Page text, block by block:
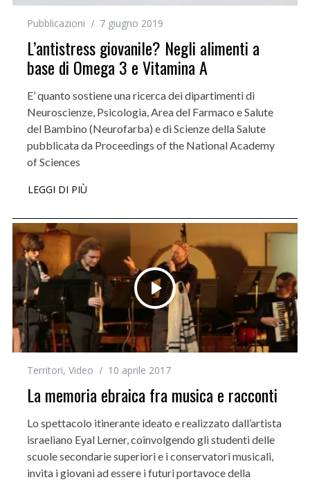
Pubblicazioni 7 giugno 2019
L’antistress giovanile? Negli alimenti a
base di Omega 3 e Vitamina A
E’ quanto sostiene una ricerca dei dipartimenti di
Neuroscienze, Psicologia, Area del Farmaco e Salute
del Bambino (Neurofarba) e di Scienze della Salute
pubblicata da Proceedings of the National Academy
of Sciences
LEGGI DI PIÙ
Territori, Video 10 aprile 2017
La memoria ebraica fra musica e racconti
Lo spettacolo itinerante ideato e realizzato dall’artista
israeliano Eyal Lerner, coinvolgendo gli studenti delle
scuole secondarie superiori e i conservatori musicali,
invita i giovani ad essere i futuri portavoce della